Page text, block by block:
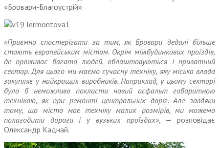
«Бровари-Благоустрій».
«Приємно спостерігати за тим, як Бровари дедалі більше
стають європейським містом. Окрім міжбудинкових проїздів,
де проживає багато людей, облаштовуються і приватний
сектор. Для цього ми маємо сучасну техніку, яку міська влада
закупляє у найкращих виробників. Наприклад, у цьому секторі
було б неможливо покласти новий асфальт габаритною
технікою, як при ремонті центральних доріг. Але завдяки
тому, що місто має техніку малих розмірів, ми можемо
полагодити дороги і у вузьких проїздах», — розповідає
Олександр Каднай.